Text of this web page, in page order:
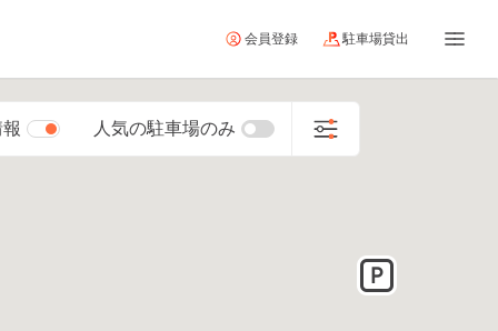
会員登録 駐車場貸出
人気の駐車場のみ